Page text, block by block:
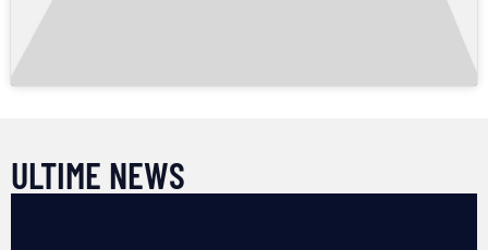
ULTIME NEWS